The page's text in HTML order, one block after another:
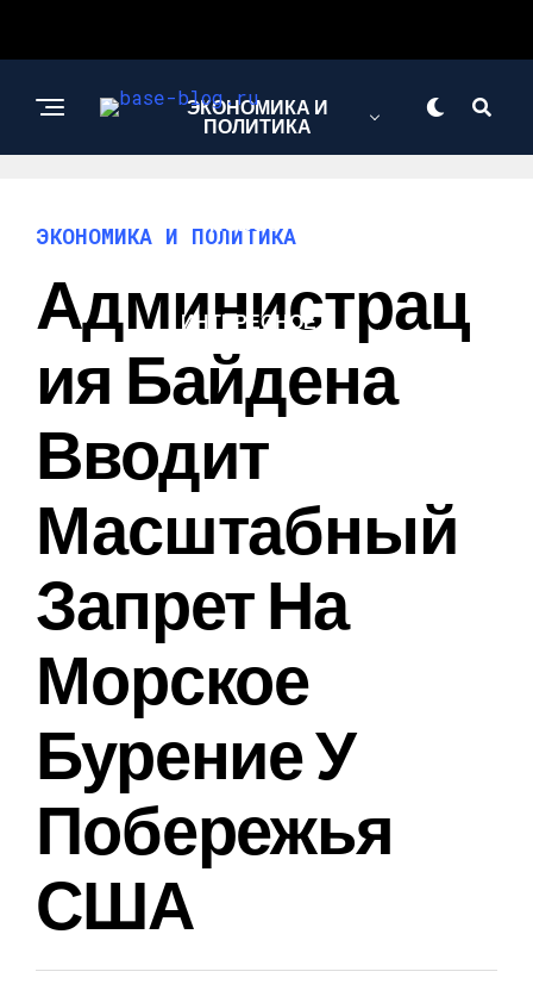
ЭКОНОМИКА И
ПОЛИТИКА
НОВОСТИ
ИНТЕРЕСНОЕ И
ЭКОНОМИКА И ПОЛИТИКА
Администрац
Ия Байдена
Вводит
Масштабный
Запрет На
Морское
Бурение У
Побережья
США